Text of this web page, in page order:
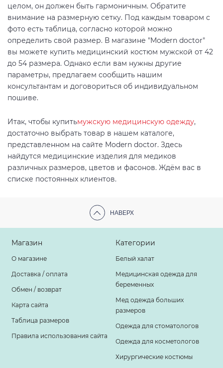
целом, он должен быть гармоничным. Обратите
внимание на размерную сетку. Под каждым товаром с
фото есть таблица, согласно которой можно
определить свой размер. В магазине "Modern doctor"
вы можете купить медицинский костюм мужской от 42
до 54 размера. Однако если вам нужны другие
параметры, предлагаем сообщить нашим
консультантам и договориться об индивидуальном
пошиве.
Итак, чтобы купитьмужскую медицинскую одежду,
достаточно выбрать товар в нашем каталоге,
представленном на сайте Modern doctor. Здесь
найдутся медицинские изделия для медиков
различных размеров, цветов и фасонов. Ждём вас в
списке постоянных клиентов.
НАВЕРХ
Магазин
О магазине
Доставка / оплата
Обмен / возврат
Карта сайта
Таблица размеров
Правила использования сайта
Категории
Белый халат
Медицинская одежда для
беременных
Мед одежда больших
размеров
Одежда для стоматологов
Одежда для косметологов
Хирургические костюмы